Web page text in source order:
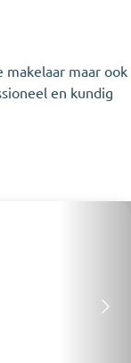
makelaar maar ook
en kundig